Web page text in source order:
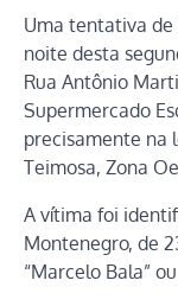
Uma tentativa
noite desta
Rua Antônio
Supermercado
precisamente na
Teimosa, Zona
A vítima foi
Montenegro, de
“Marcelo Bala”